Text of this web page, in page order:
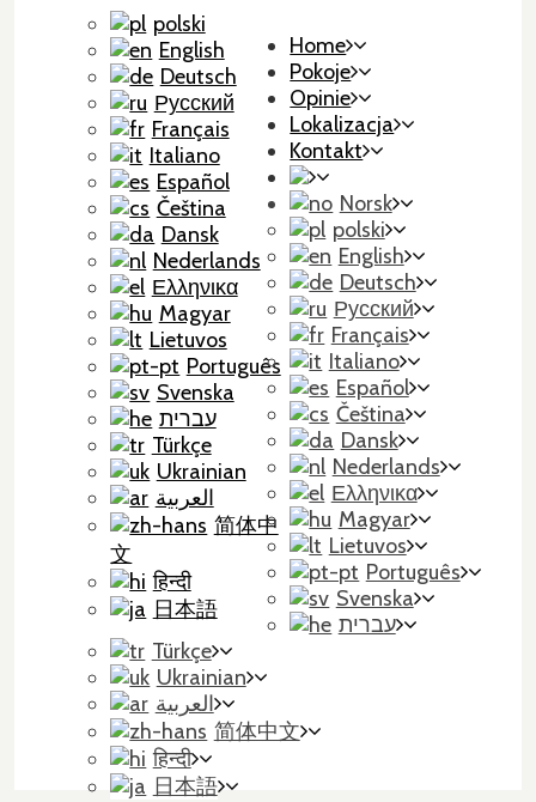
polski
English
Deutsch
Русский
Français
Italiano
Español
Čeština
Dansk
Nederlands
Ελληνικα
Magyar
Lietuvos
Português
Svenska
עברית
Türkçe
Ukrainian
العربية
简体中
文
हिन्दी
日本語
Home
Pokoje
Opinie
Lokalizacja
Kontakt
Norsk
polski
English
Deutsch
Русский
Français
Italiano
Español
Čeština
Dansk
Nederlands
Ελληνικα
Magyar
Lietuvos
Português
Svenska
עברית
Türkçe
Ukrainian
العربية
简体中文
हिन्दी
日本語